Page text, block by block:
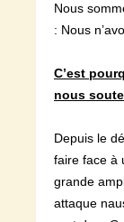
Nous
: Nous
C’est
nous
Depuis le
faire face à
grande
attaque